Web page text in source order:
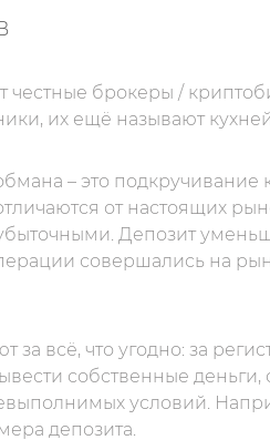
честные брокеры /
их ещё называют
– это подкручивание
от настоящих
Депозит
совершались на
всё, что угодно: за
собственные
условий.
депозита.